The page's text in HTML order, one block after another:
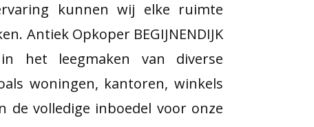
kunnen wij elke ruimte
Antiek Opkoper BEGIJNENDIJK
het leegmaken van diverse
woningen, kantoren, winkels
de volledige inboedel voor onze